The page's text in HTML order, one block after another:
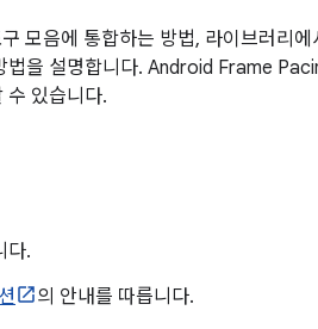
모음에 통합하는 방법, 라이브러리
을 설명합니다. Android Frame
수 있습니다.
다.
의 안내를 따릅니다.